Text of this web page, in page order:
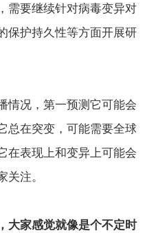
需要继续针对病毒变异对
保护持久性等方面开展研
情况，第一预测它可能会
总在突变，可能需要全球
在表现上和变异上可能会
关注。
大家感觉就像是个不定时